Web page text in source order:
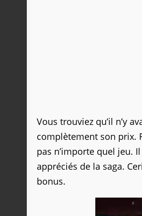
Vous trouviez qu’il n’y
complètement son prix.
pas n’importe quel jeu.
appréciés de la saga.
bonus.